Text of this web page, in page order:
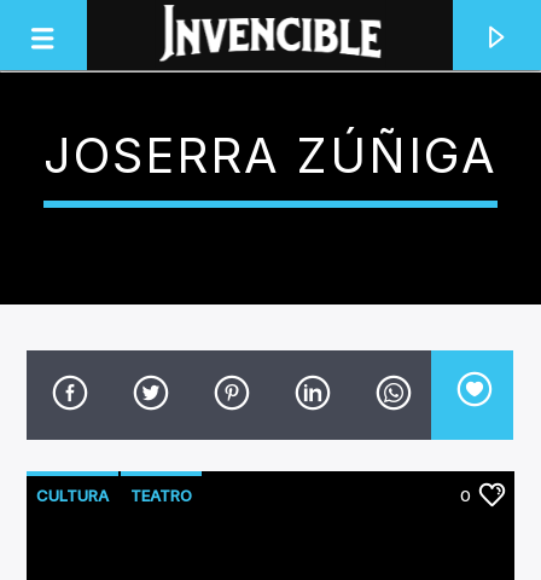
INVENCIBLE RADIO
JUNTOS SOMOS INVENCIBLES
JOSERRA ZÚÑIGA
CULTURA TEATRO 0